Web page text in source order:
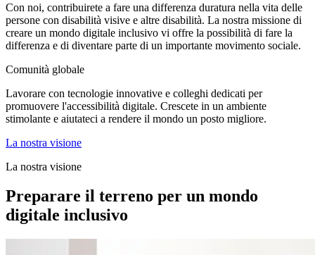
Con noi, contribuirete a fare una differenza duratura nella vita delle
persone con disabilità visive e altre disabilità. La nostra missione di
creare un mondo digitale inclusivo vi offre la possibilità di fare la
differenza e di diventare parte di un importante movimento sociale.
Comunità globale
Lavorare con tecnologie innovative e colleghi dedicati per
promuovere l'accessibilità digitale. Crescete in un ambiente
stimolante e aiutateci a rendere il mondo un posto migliore.
La nostra visione
La nostra visione
Preparare il terreno per un mondo
digitale inclusivo